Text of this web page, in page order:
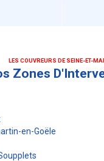
LES COUVREURS DE SEINE-ET-
Zones
en-Goële